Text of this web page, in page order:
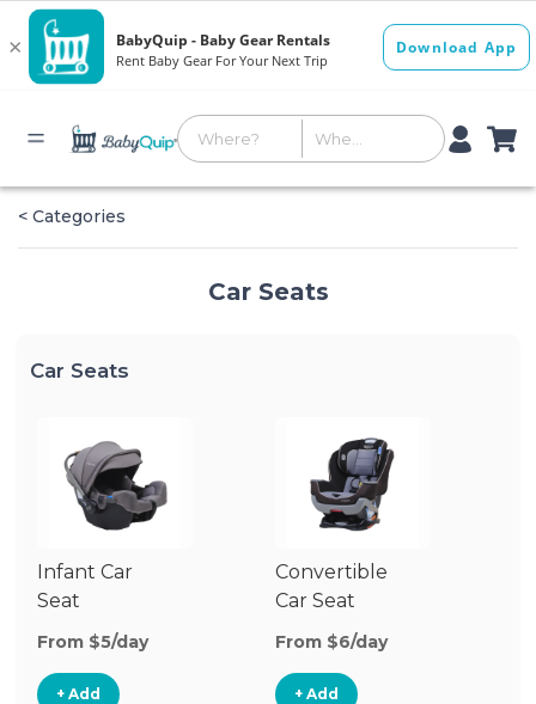
< Categories
Car Seats
Car Seats
Infant Car
Seat
From $5/day
+ Add
Convertible
Car Seat
From $6/day
+ Add